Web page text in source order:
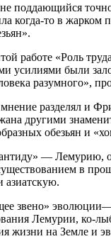
поддающийся
когда-то в
работе «Роль
усилиями были
разумного»,
разделял и
другими
обезьян и
— Лемурию,
в
азиатскую.
звено»
Лемурии,
жизни на Земле и